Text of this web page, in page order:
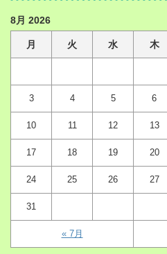
8月 2026
月 火 水 木
3 4 5 6
10 11 12 13
17 18 19 20
24 25 26 27
31
« 7月